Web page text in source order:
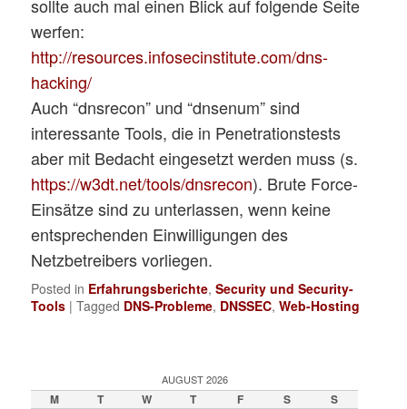
sollte auch mal einen Blick auf folgende Seite
werfen:
http://resources.infosecinstitute.com/dns-
hacking/
Auch “dnsrecon” und “dnsenum” sind
interessante Tools, die in Penetrationstests
aber mit Bedacht eingesetzt werden muss (s.
https://w3dt.net/tools/dnsrecon). Brute Force-
Einsätze sind zu unterlassen, wenn keine
entsprechenden Einwilligungen des
Netzbetreibers vorliegen.
Posted in Erfahrungsberichte,Security und Security-
Tools |Tagged DNS-Probleme, DNSSEC,Web-Hosting
AUGUST 2026
M T W T F S S